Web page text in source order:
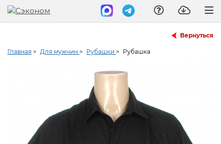
Вернуться
Главная > Для мужчин > Рубашки > Рубашка